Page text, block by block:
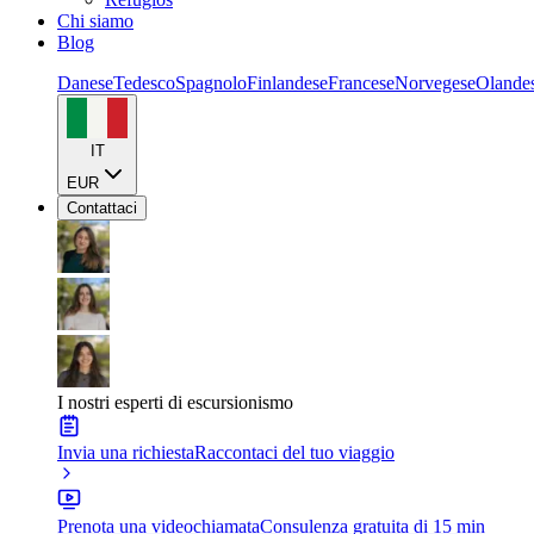
Chi siamo
Blog
DaneseTedescoSpagnoloFinlandeseFranceseNorvegese
IT
EUR
Contattaci
I nostri esperti di escursionismo
Invia una richiestaRaccontaci del tuo viaggio
Prenota una videochiamataConsulenza gratuita di 15 min